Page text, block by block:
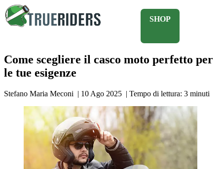
SHOP
Come scegliere il casco moto perfetto per
le tue esigenze
Stefano Maria Meconi | 10 Ago 2025 | Tempo di lettura: 3 minuti